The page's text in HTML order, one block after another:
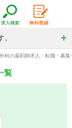
科の薬剤師求人・転職・募集
覧